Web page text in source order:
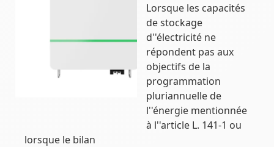
Lorsque les capacités
de stockage
d''électricité ne
répondent pas aux
objectifs de la
programmation
pluriannuelle de
l''énergie mentionnée
à l''article L. 141-1 ou
lorsque le bilan